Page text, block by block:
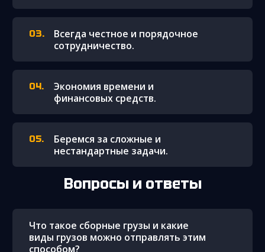
Всегда честное и порядочное
сотрудничество.
Экономия времени и
финансовых средств.
Беремся за сложные и
нестандартные задачи.
Вопросы и ответы
Что такое сборные грузы и какие
виды грузов можно отправлять этим
способом?